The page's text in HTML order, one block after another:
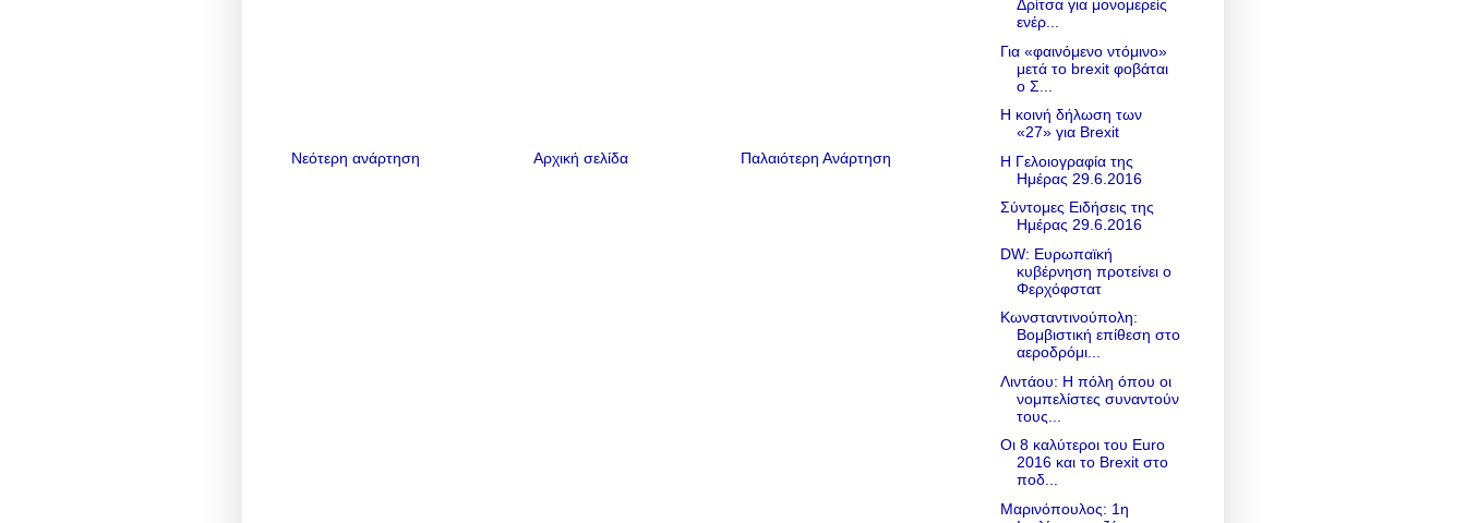
Νεότερη ανάρτηση Παλαιότερη Ανάρτηση
Αρχική σελίδα
Δρίτσα για μονομερείς
ενέρ...
Για «φαινόμενο ντόμινο»
μετά το brexit φοβάται
ο Σ...
Η κοινή δήλωση των
«27» για Brexit
Η Γελοιογραφία της
Ημέρας 29.6.2016
Σύντομες Ειδήσεις της
Ημέρας 29.6.2016
DW: Ευρωπαϊκή
κυβέρνηση προτείνει ο
Φερχόφστατ
Κωνσταντινούπολη:
Βομβιστική επίθεση στο
αεροδρόμι...
Λιντάου: Η πόλη όπου οι
νομπελίστες συναντούν
τους...
Οι 8 καλύτεροι του Euro
2016 και το Βrexit στο
ποδ...
Μαρινόπουλος: 1η